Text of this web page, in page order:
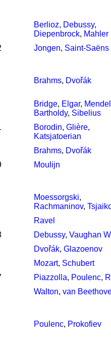
Berlioz, Debussy,
Diepenbrock, Mahler
Jongen, Saint-Saëns
Brahms, Dvořák
Bridge, Elgar,
Bartholdy, Sibelius
Borodin, Glière,
Katsjatoerian
Brahms, Dvořák
Moulijn
Moessorgski,
Rachmaninov,
Ravel
Debussy, Vaughan
Dvořák, Glazoenov
Mozart, Schubert
Piazzolla, Poulenc,
Walton, van
Poulenc, Prokofiev